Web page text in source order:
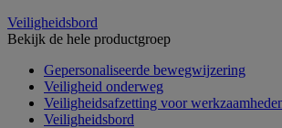
Veiligheidsbord
Bekijk de hele productgroep
Gepersonaliseerde bewegwijzering
Veiligheid onderweg
Veiligheidsafzetting voor
Veiligheidsbord